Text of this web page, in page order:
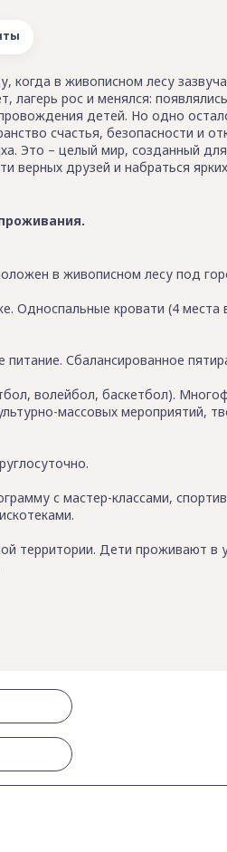
когда в живописном лесу
лагерь рос и менялся:
детей. Но одно
счастья, безопасности и
Это – целый мир, созданный
верных друзей и набраться
в живописном лесу под
Односпальные кровати (4 места
Сбалансированное
волейбол, баскетбол).
массовых мероприятий,
с мастер-классами,
территории. Дети проживают в